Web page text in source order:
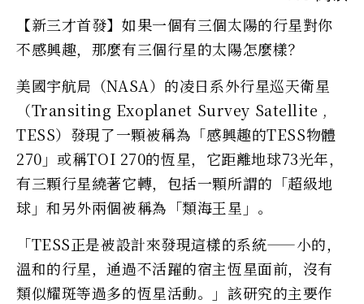
【新三才首發】如果一個有三個太陽的行星對你
不感興趣，那麼有三個行星的太陽怎麼樣？
美國宇航局（NASA）的凌日系外行星巡天衛星
（Transiting Exoplanet Survey Satellite ,
TESS）發現了一顆被稱為「感興趣的TESS物體
270」或稱TOI 270的恆星，它距離地球73光年，
有三顆行星繞著它轉，包括一顆所謂的「超級地
球」和另外兩個被稱為「類海王星」。
「TESS正是被設計來發現這樣的系統——小的，
溫和的行星，通過不活躍的宿主恆星面前，沒有
類似耀斑等過多的恆星活動。」該研究的主要作